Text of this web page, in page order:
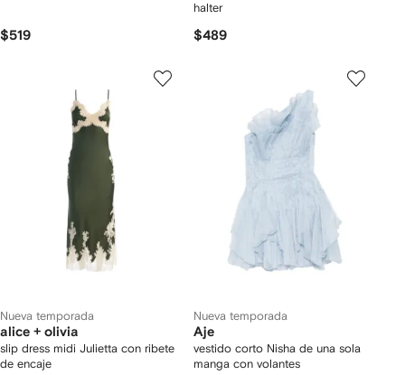
$519
halter
$489
Nueva temporada
alice + olivia
slip dress midi Julietta con ribete
de encaje
Nueva temporada
Aje
vestido corto Nisha de una sola
manga con volantes